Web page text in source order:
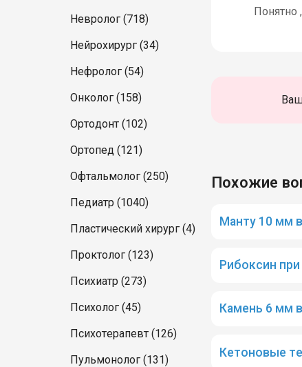
Невролог (718)
Нейрохирург (34)
Нефролог (54)
Онколог (158)
Ортодонт (102)
Ортопед (121)
Офтальмолог (250)
Педиатр (1040)
Пластический хирург (4)
Проктолог (123)
Психиатр (273)
Психолог (45)
Психотерапевт (126)
Пульмонолог (131)
Понятно
Похожие
Манту 10 мм
Рибоксин
Камень 6 мм
Кетоновые